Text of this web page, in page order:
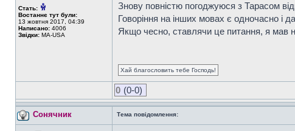
Стать:
Востаннє тут були:
13 жовтня 2017, 04:39
Написано: 4006
Звідки: MA-USA
Знову повністю погоджуюся з Тарасом
Говоріння на інших мовах є одночасно і
Якщо чесно, ставлячи це питання, я мав
Хай благословить тебе Господь!
0 (0-0)
Сонячник Тема повідомлення: